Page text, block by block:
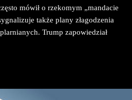
mówił o rzekomym „mandacie
także plany złagodzenia
Trump zapowiedział